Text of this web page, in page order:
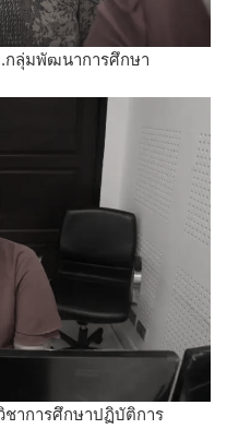
กลุ่มพัฒนาการศึกษา
ชาการศึกษาปฏิบัติการ